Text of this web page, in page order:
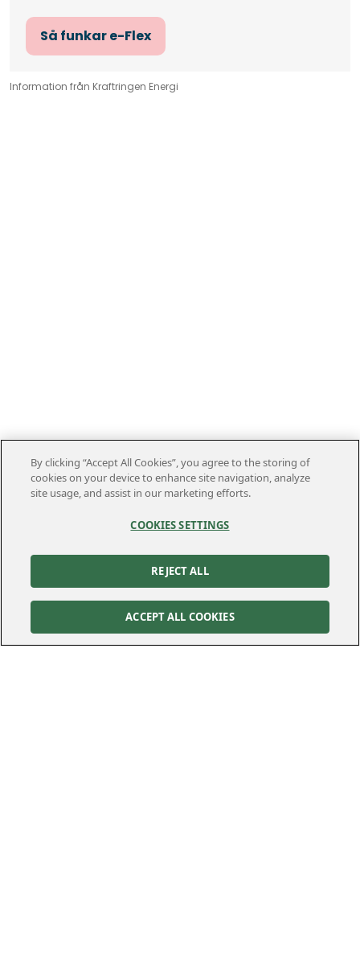
Så funkar e-Flex
Information från Kraftringen Energi
Kontakt
By clicking “Accept All Cookies”, you agree to the storing of
cookies on your device to enhance site navigation, analyze
site usage, and assist in our marketing efforts.
COOKIES SETTINGS
REJECT ALL
ACCEPT ALL COOKIES